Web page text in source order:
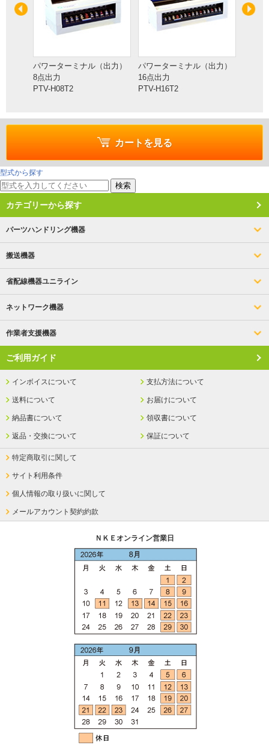
パワーターミナル（出力）
8点出力
PTV-H08T2
パワーターミナル（出力）
16点出力
PTV-H16T2
カートを見る
型式から探す
検索
カテゴリーから探す
パーツハンドリング機器
搬送機器
省配線機器ユニライン
ネットワーク機器
作業者支援機器
ご利用ガイド
インボイスについて 支払方法について
送料について お届けについて
納品書について 領収書について
返品・交換について 保証について
特定商取引に関して
サイト利用条件
個人情報の取り扱いに関して
メールアカウント契約約款
ＮＫＥオンライン営業日